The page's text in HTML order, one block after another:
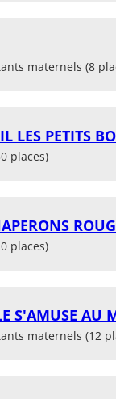
maternels (8
LES PETITS
places)
places)
S'AMUSE AU
maternels (12